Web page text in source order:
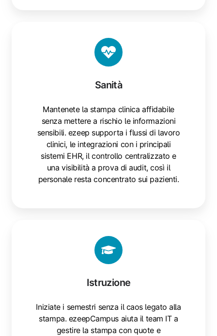
Sanità
Mantenete la stampa clinica affidabile
senza mettere a rischio le informazioni
sensibili. ezeep supporta i flussi di lavoro
clinici, le integrazioni con i principali
sistemi EHR, il controllo centralizzato e
una visibilità a prova di audit, così il
personale resta concentrato sui pazienti.
Istruzione
Iniziate i semestri senza il caos legato alla
stampa. ezeepCampus aiuta il team IT a
gestire la stampa con quote e